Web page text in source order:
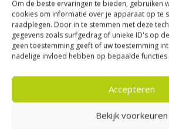
Om de beste ervaringen te bieden, gebruiken
cookies om informatie over je apparaat op te
raadplegen. Door in te stemmen met deze
gegevens zoals surfgedrag of unieke ID's op
geen toestemming geeft of uw toestemming
nadelige invloed hebben op bepaalde
Accepteren
Bekijk voorkeuren